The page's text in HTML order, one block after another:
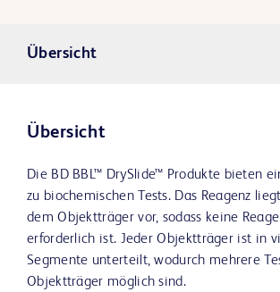
Übersicht
Übersicht
Die BD BBL™ DrySlide™ Produkte bieten
zu biochemischen Tests. Das Reagenz
dem Objektträger vor, sodass keine
erforderlich ist. Jeder Objektträger ist in
Segmente unterteilt, wodurch mehrere
Objektträger möglich sind.